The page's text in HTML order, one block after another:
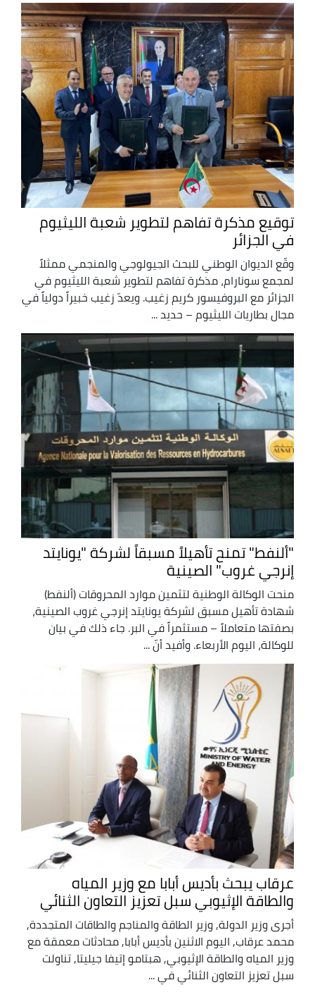
توقيع مذكرة تفاهم لتطوير شعبة الليثيوم
في الجزائر
وقّع الديوان الوطني للبحث الجيولوجي والمنجمي ممثلاً
لمجمع سونارام، مذكرة تفاهم لتطوير شعبة الليثيوم في
الجزائر مع البروفيسور كريم زغيب. ويعدّ زغيب خبيراً دولياً في
مجال بطاريات الليثيوم – حديد ...
"ألنفط" تمنح تأهيلاً مسبقاً لشركة "يونايتد
إنرجي غروب" الصينية
منحت الوكالة الوطنية لتثمين موارد المحروقات (ألنفط)
شهادة تأهيل مسبق لشركة يونايتد إنرجي غروب الصينية،
بصفتها متعاملاً – مستثمراً في البر. جاء ذلك في بيان
للوكالة، اليوم الأربعاء. وأفيد أنّ ...
عرقاب يبحث بأديس أبابا مع وزير المياه
والطاقة الإثيوبي سبل تعزيز التعاون الثنائي
أجرى وزير الدولة, وزير الطاقة والمناجم والطاقات المتجددة,
محمد عرقاب, اليوم الاثنين بأديس أبابا, محادثات معمقة مع
وزير المياه والطاقة الإثيوبي, هبتامو إتيفا جيليتا, تناولت
سبل تعزيز التعاون الثنائي في ...